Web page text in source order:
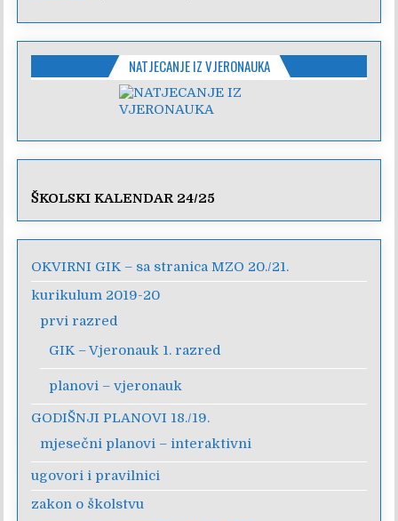
NATJECANJE IZ VJERONAUKA
ŠKOLSKI KALENDAR 24/25
OKVIRNI GIK – sa stranica MZO 20./21.
kurikulum 2019-20
prvi razred
GIK – Vjeronauk 1. razred
planovi – vjeronauk
GODIŠNJI PLANOVI 18./19.
mjesečni planovi – interaktivni
ugovori i pravilnici
zakon o školstvu